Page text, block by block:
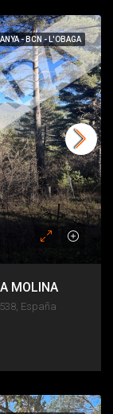
- BCN - L'OBAGA
MOLINA
España